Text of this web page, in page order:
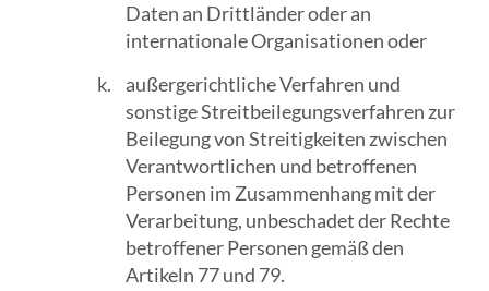
Daten an Drittländer oder an
internationale Organisationen oder
außergerichtliche Verfahren und
sonstige Streitbeilegungsverfahren zur
Beilegung von Streitigkeiten zwischen
Verantwortlichen und betroffenen
Personen im Zusammenhang mit der
Verarbeitung, unbeschadet der Rechte
betroffener Personen gemäß den
Artikeln 77 und 79.